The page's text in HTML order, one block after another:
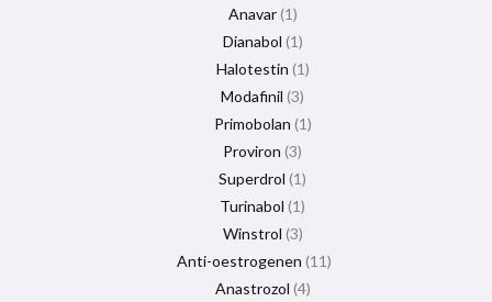
Anavar 1
Dianabol 1
Halotestin 1
Modafinil 3
Primobolan 1
Proviron 3
Superdrol 1
Turinabol 1
Winstrol 3
Anti-oestrogenen 11
Anastrozol 4